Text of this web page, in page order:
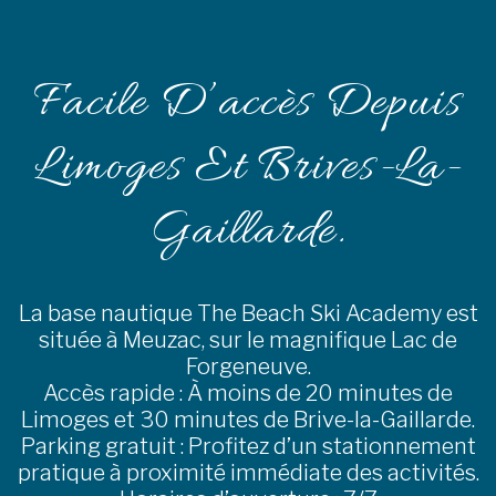
Facile D’accès Depuis
Limoges Et Brives-La-
Gaillarde.
La base nautique The Beach Ski Academy est
située à Meuzac, sur le magnifique Lac de
Forgeneuve.
Accès rapide : À moins de 20 minutes de
Limoges et 30 minutes de Brive-la-Gaillarde.
Parking gratuit : Profitez d’un stationnement
pratique à proximité immédiate des activités.